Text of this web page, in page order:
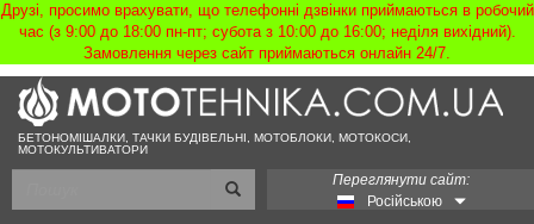
Друзі, просимо врахувати, що телефонні дзвінки приймаються в робочий
час (з 9:00 до 18:00 пн-пт; субота з 10:00 до 16:00; неділя вихідний).
Замовлення через сайт приймаються онлайн 24/7.
БЕТОНОМІШАЛКИ, ТАЧКИ БУДІВЕЛЬНІ, МОТОБЛОКИ, МОТОКОСИ,
МОТОКУЛЬТИВАТОРИ
Переглянути сайт:
Російською